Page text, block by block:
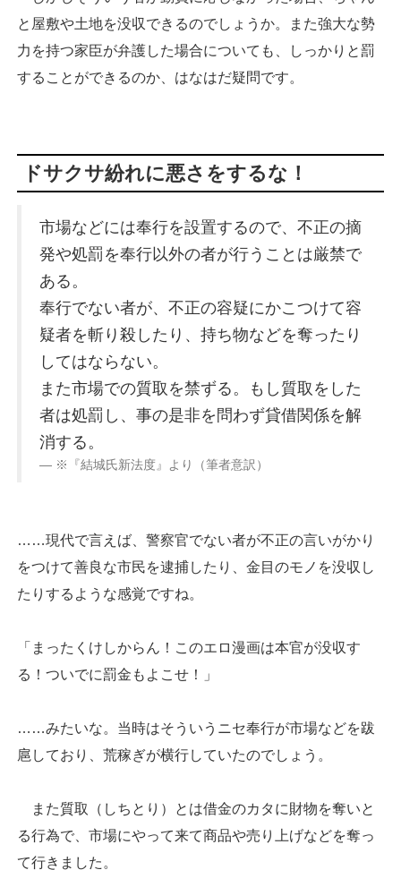
と屋敷や土地を没収できるのでしょうか。また強大な勢
力を持つ家臣が弁護した場合についても、しっかりと罰
することができるのか、はなはだ疑問です。
ドサクサ紛れに悪さをするな！
市場などには奉行を設置するので、不正の摘
発や処罰を奉行以外の者が行うことは厳禁で
ある。
奉行でない者が、不正の容疑にかこつけて容
疑者を斬り殺したり、持ち物などを奪ったり
してはならない。
また市場での質取を禁ずる。もし質取をした
者は処罰し、事の是非を問わず貸借関係を解
消する。
※『結城氏新法度』より（筆者意訳）
……現代で言えば、警察官でない者が不正の言いがかり
をつけて善良な市民を逮捕したり、金目のモノを没収し
たりするような感覚ですね。
「まったくけしからん！このエロ漫画は本官が没収す
る！ついでに罰金もよこせ！」
……みたいな。当時はそういうニセ奉行が市場などを跋
扈しており、荒稼ぎが横行していたのでしょう。
また質取（しちとり）とは借金のカタに財物を奪いと
る行為で、市場にやって来て商品や売り上げなどを奪っ
て行きました。